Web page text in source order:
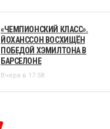
«ЧЕМПИОНСКИЙ КЛАСС».
ЙОХАНССОН ВОСХИЩЁН
ПОБЕДОЙ ХЭМИЛТОНА В
БАРСЕЛОНЕ
Вчера в 17:58